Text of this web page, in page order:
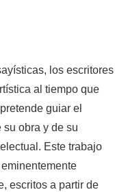
los escritores
al tiempo que
guiar el
obra y de su
Este trabajo
escritos a partir de